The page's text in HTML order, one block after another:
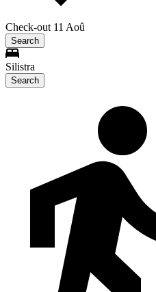
Check-out 11 Aoû
Search
Silistra
Search